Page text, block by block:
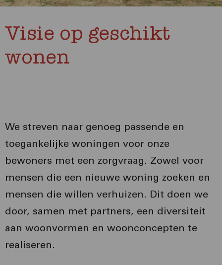
Visie op geschikt
wonen
We streven naar genoeg passende en
toegankelijke woningen voor onze
bewoners met een zorgvraag. Zowel voor
mensen die een nieuwe woning zoeken en
mensen die willen verhuizen. Dit doen we
door, samen met partners, een diversiteit
aan woonvormen en woonconcepten te
realiseren.